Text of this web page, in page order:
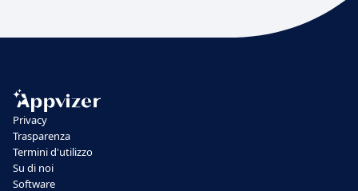
Privacy
Trasparenza
Termini d'utilizzo
Su di noi
Software